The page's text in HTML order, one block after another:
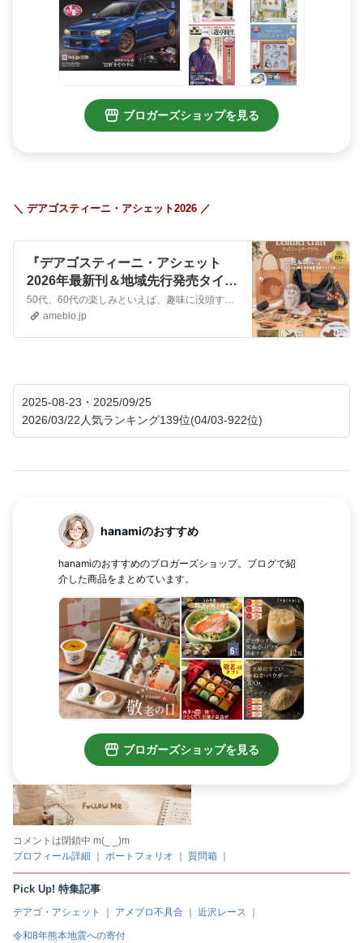
＼ デアゴスティーニ・アシェット2026 ／
『デアゴスティーニ・アシェット
2026年最新刊＆地域先行発売タイト
ルまとめ』
50代、60代の楽しみといえば、趣味に没頭する「自分へのご褒美タイム」ですよね。 毎週少しずつパーツが届いたり、新しい手芸に挑戦したり……。 そんなワクワク…
ameblo.jp
2025-08-23・2025/09/25
2026/03/22人気ランキング139位(04/03-922位)
コメントは閉鎖中 m(_ _)m
プロフィール詳細
ポートフォリオ 質問箱
Pick Up! 特集記事
デアゴ・アシェット アメブロ不具合 近沢レース
令和8年熊本地震への寄付